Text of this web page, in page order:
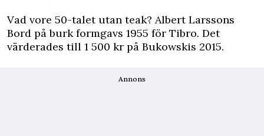
Vad vore 50-talet utan teak? Albert Larssons
Bord på burk formgavs 1955 för Tibro. Det
värderades till 1 500 kr på Bukowskis 2015.
Annons